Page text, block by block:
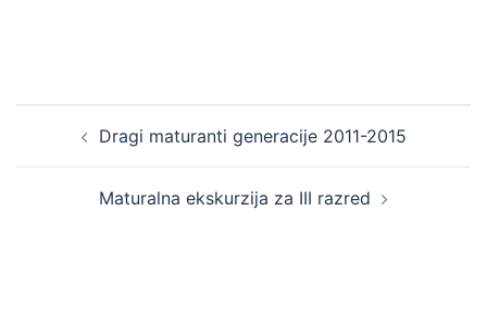
navigationDragi maturanti generacije 2011-2015
Maturalna ekskurzija za III razred